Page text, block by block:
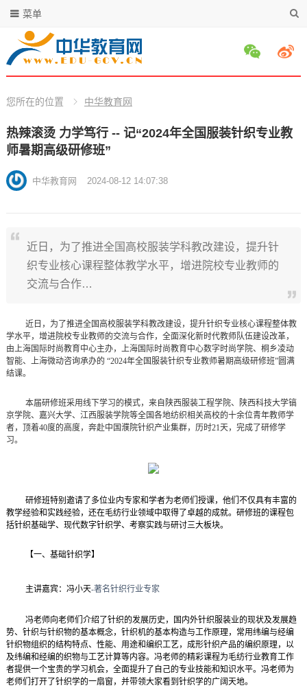
菜单
您所在的位置 中华教育网
热辣滚烫 力学笃行 -- 记“2024年全国服装针织专业教
师暑期高级研修班”
中华教育网 2024-08-12 14:07:38
近日，为了推进全国高校服装学科教改建设，提升针
织专业核心课程整体教学水平，增进院校专业教师的
交流与合作…
近日，为了推进全国高校服装学科教改建设，提升针织专业核心课程整体教
学水平，增进院校专业教师的交流与合作，全面深化新时代教师队伍建设改革，
由上海国际时尚教育中心主办，上海国际时尚教育中心数字时尚学院、桐乡凌动
智能、上海微动咨询承办的 “2024年全国服装针织专业教师暑期高级研修班”圆满
结课。
本届研修班采用线下学习的模式，来自陕西服装工程学院、陕西科技大学镐
京学院、嘉兴大学、江西服装学院等全国各地纺织相关高校的十余位青年教师学
者，顶着40度的高度，奔赴中国濮院针织产业集群，历时21天，完成了研修学
习。
研修班特别邀请了多位业内专家和学者为老师们授课，他们不仅具有丰富的
教学经验和实践经验，还在毛纺行业领域中取得了卓越的成就。研修班的课程包
括针织基础学、现代数字针织学、考察实践与研讨三大板块。
【一、基础针织学】
主讲嘉宾：冯小天-著名针织行业专家
冯老师向老师们介绍了针织的发展历史，国内外针织服装业的现状及发展趋
势、针织与针织物的基本概念，针织机的基本构造与工作原理，常用纬编与经编
针织物组织的结构特点、性能、用途和编织工艺，成形针织产品的编织原理，以
及纬编和经编的织物与工艺计算等内容。冯老师的精彩课程为毛纺行业教育工作
者提供一个宝贵的学习机会，全面提升了自己的专业技能和知识水平。冯老师为
老师们打开了针织学的一扇窗，并带领大家看到针织学的广阔天地。